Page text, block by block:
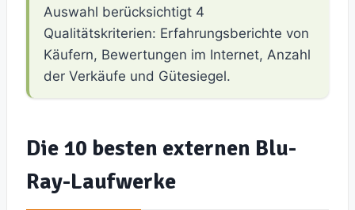
Auswahl berücksichtigt 4
Qualitätskriterien: Erfahrungsberichte von
Käufern, Bewertungen im Internet, Anzahl
der Verkäufe und Gütesiegel.
Die 10 besten externen Blu-
Ray-Laufwerke